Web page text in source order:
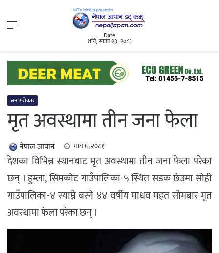
Menu
Date
शनि, साउन २३, २०८३
जन सरोकार
मृत अवस्थामा तीन जना फेला
नेपाल जापान माघ ७, २०८१
देशका विभिन्न स्थानबाट मृत अवस्थामा तीन जना फेला परेका
छन् । हुम्ला, सिमकोट गाउँपालिका-५ स्थित सडक छेउमा सोही
गाउँपालिका-४ स्याम्ने बस्ने ४४ वर्षीय माधव महत सोमबार मृत
अवस्थामा फेला परेका छन् ।